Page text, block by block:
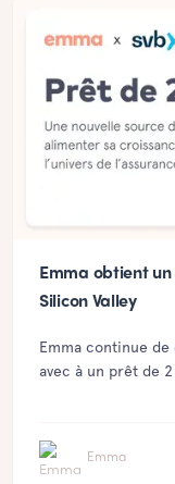
Emma obtient
Silicon Valley
Emma continue
avec à un prêt de
Emma